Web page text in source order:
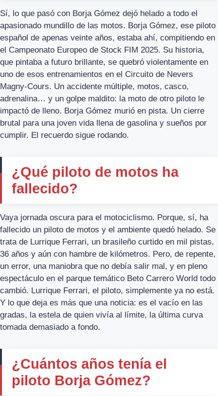
Sí, lo que pasó con Borja Gómez dejó helado a todo el
apasionado mundillo de las motos. Borja Gómez, ese piloto
español de apenas veinte años, estaba ahí, compitiendo en
el Campeonato Europeo de Stock FIM 2025. Su historia,
que pintaba a futuro brillante, se quebró violentamente en
uno de esos entrenamientos en el Circuito de Nevers
Magny-Cours. Un accidente múltiple, motos, casco,
adrenalina… y un golpe maldito: la moto de otro piloto le
impactó de lleno. Borja Gómez murió en pista. Un cierre
brutal para una joven vida llena de gasolina y sueños por
cumplir. El recuerdo sigue rodando.
¿Qué piloto de motos ha
fallecido?
Vaya jornada oscura para el motociclismo. Porque, sí, ha
fallecido un piloto de motos y el ambiente quedó helado. Se
trata de Lurrique Ferrari, un brasileño curtido en mil pistas,
36 años y aún con hambre de kilómetros. Pero, de repente,
un error, una maniobra que no debía salir mal, y en pleno
espectáculo en el parque temático Beto Carrero World todo
cambió. Lurrique Ferrari, el piloto, simplemente ya no está.
Y lo que deja es más que una noticia: es el vacío en las
gradas, la estela de quien vivía al límite, la última curva
tomada demasiado a fondo.
¿Cuántos años tenía el
piloto Borja Gómez?